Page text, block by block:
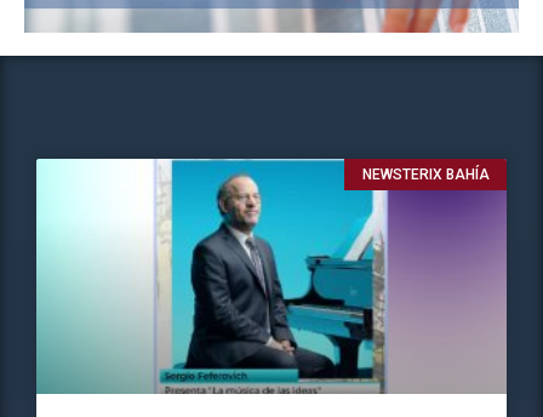
NEWSTERIX BAHÍA